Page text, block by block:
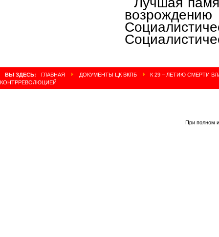
ВЫ ЗДЕСЬ: ГЛАВНАЯ ДОКУМЕНТЫ ЦК ВКПБ
К 29 – ЛЕТИЮ СМЕРТИ
КОНТРРЕВОЛЮЦИЕЙ
При полном